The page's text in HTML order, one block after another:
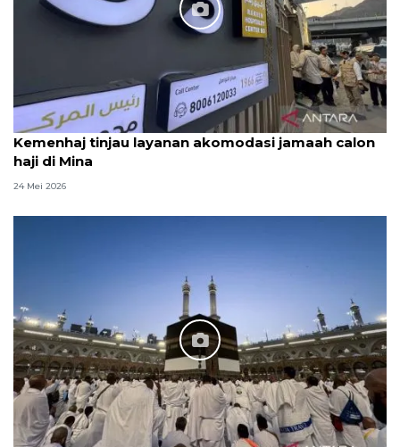
Kemenhaj tinjau layanan akomodasi jamaah calon
haji di Mina
24 Mei 2026